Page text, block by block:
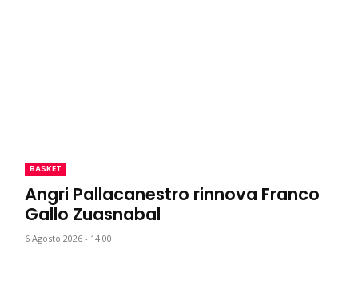
BASKET
Angri Pallacanestro rinnova Franco
Gallo Zuasnabal
6 Agosto 2026 - 14:00